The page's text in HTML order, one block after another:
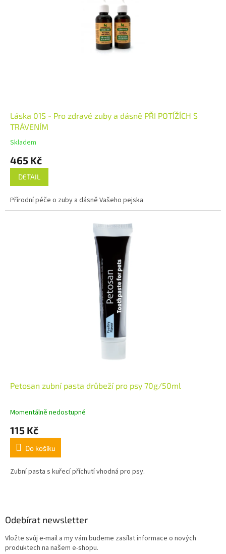
Láska 01S - Pro zdravé zuby a dásně PŘI POTÍŽÍCH S
TRÁVENÍM
Skladem
465 Kč
DETAIL
Přírodní péče o zuby a dásně Vašeho pejska
Petosan zubní pasta drůbeží pro psy 70g/50ml
Momentálně nedostupné
115 Kč
Do košíku
Zubní pasta s kuřecí příchutí vhodná pro psy.
Odebírat newsletter
Vložte svůj e-mail a my vám budeme zasílat informace o nových
produktech na našem e-shopu.